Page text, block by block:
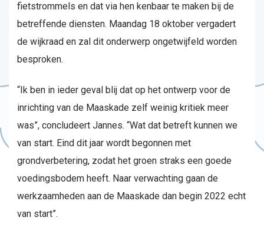
fietstrommels en dat via hen kenbaar te maken bij de
betreffende diensten. Maandag 18 oktober vergadert
de wijkraad en zal dit onderwerp ongetwijfeld worden
besproken.
“Ik ben in ieder geval blij dat op het ontwerp voor de
inrichting van de Maaskade zelf weinig kritiek meer
was”, concludeert Jannes. “Wat dat betreft kunnen we
van start. Eind dit jaar wordt begonnen met
grondverbetering, zodat het groen straks een goede
voedingsbodem heeft. Naar verwachting gaan de
werkzaamheden aan de Maaskade dan begin 2022 echt
van start”.